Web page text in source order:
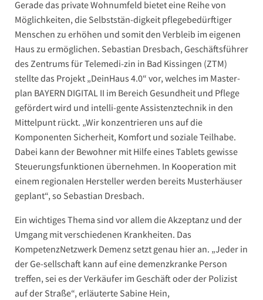
Gerade das private Wohnumfeld bietet eine Reihe von
Möglichkeiten, die Selbststän-digkeit pflegebedürftiger
Menschen zu erhöhen und somit den Verbleib im eigenen
Haus zu ermöglichen. Sebastian Dresbach, Geschäftsführer
des Zentrums für Telemedi-zin in Bad Kissingen (ZTM)
stellte das Projekt „DeinHaus 4.0“ vor, welches im Master-
plan BAYERN DIGITAL II im Bereich Gesundheit und Pflege
gefördert wird und intelli-gente Assistenztechnik in den
Mittelpunt rückt. „Wir konzentrieren uns auf die
Komponenten Sicherheit, Komfort und soziale Teilhabe.
Dabei kann der Bewohner mit Hilfe eines Tablets gewisse
Steuerungsfunktionen übernehmen. In Kooperation mit
einem regionalen Hersteller werden bereits Musterhäuser
geplant“, so Sebastian Dresbach.
Ein wichtiges Thema sind vor allem die Akzeptanz und der
Umgang mit verschiedenen Krankheiten. Das
KompetenzNetzwerk Demenz setzt genau hier an. „Jeder in
der Ge-sellschaft kann auf eine demenzkranke Person
treffen, sei es der Verkäufer im Geschäft oder der Polizist
auf der Straße“, erläuterte Sabine Hein,